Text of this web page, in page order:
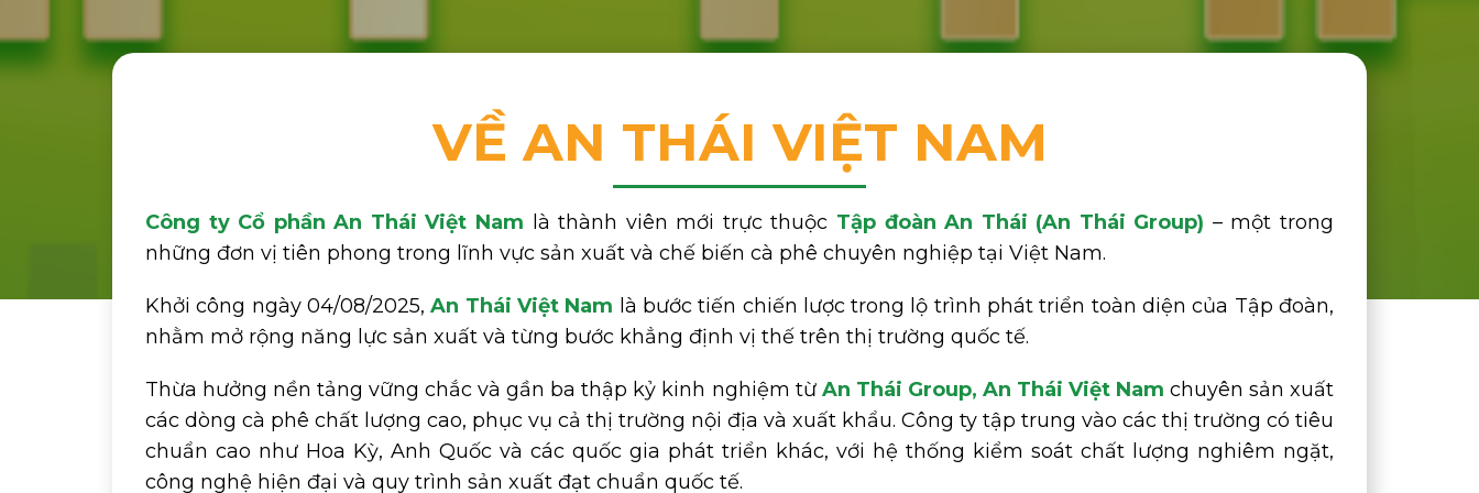
VỀ AN THÁI VIỆT NAM
Công ty Cổ phần An Thái Việt Nam là thành viên mới trực thuộc Tập đoàn An Thái (An Thái Group) – một trong
những đơn vị tiên phong trong lĩnh vực sản xuất và chế biến cà phê chuyên nghiệp tại Việt Nam.
Khởi công ngày 04/08/2025,An Thái Việt Nam là bước tiến chiến lược trong lộ trình phát triển toàn diện của Tập đoàn,
nhằm mở rộng năng lực sản xuất và từng bước khẳng định vị thế trên thị trường quốc tế.
Thừa hưởng nền tảng vững chắc và gần ba thập kỷ kinh nghiệm từ An Thái Group, An Thái Việt Nam chuyên sản xuất
các dòng cà phê chất lượng cao, phục vụ cả thị trường nội địa và xuất khẩu. Công ty tập trung vào các thị trường có tiêu
chuẩn cao như Hoa Kỳ, Anh Quốc và các quốc gia phát triển khác, với hệ thống kiểm soát chất lượng nghiêm ngặt,
công nghệ hiện đại và quy trình sản xuất đạt chuẩn quốc tế.